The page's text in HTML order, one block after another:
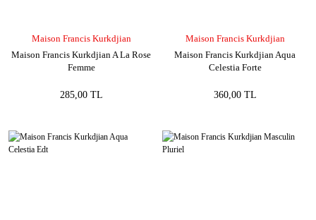
Maison Francis Kurkdjian
Maison Francis Kurkdjian A La Rose
Femme
285,00 TL
Maison Francis Kurkdjian
Maison Francis Kurkdjian Aqua
Celestia Forte
360,00 TL